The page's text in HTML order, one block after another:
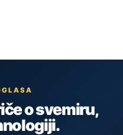
o svemiru,